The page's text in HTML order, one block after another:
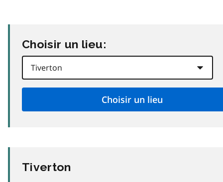
Choisir un lieu:
Tiverton